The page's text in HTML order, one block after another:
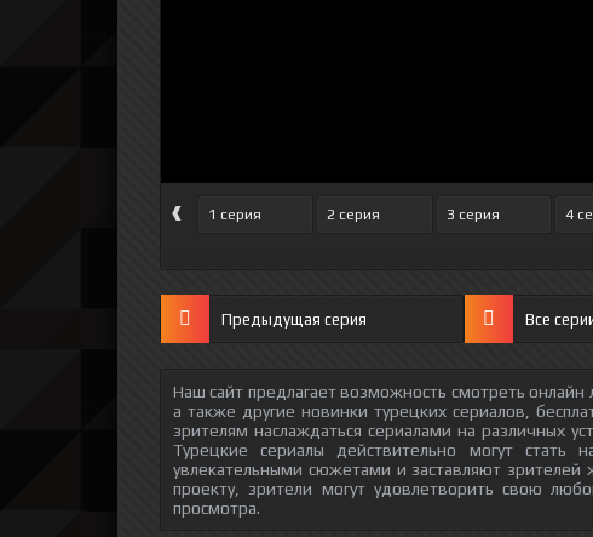
‹ 1 серия 2 серия 3 серия 4
Предыдущая серия Все
Наш сайт предлагает возможность смотреть
а также другие новинки турецких сериалов,
зрителям наслаждаться сериалами на различных
Турецкие сериалы действительно могут стать
увлекательными сюжетами и заставляют
проекту, зрители могут удовлетворить свою
просмотра.